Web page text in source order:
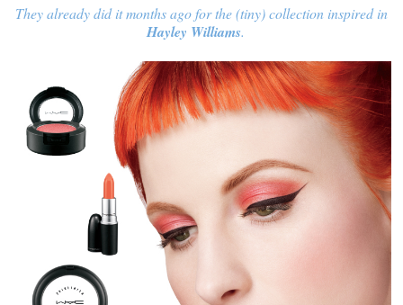
They already did it months ago for the (tiny) collection inspired in
Hayley Williams.